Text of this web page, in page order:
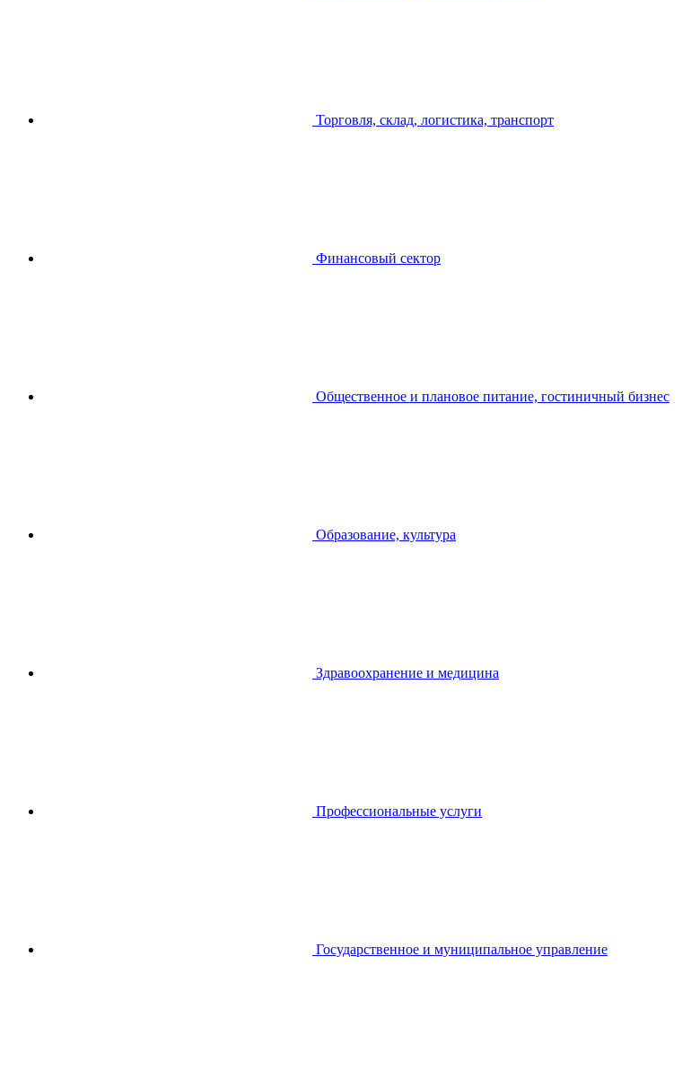
Торговля, склад, логистика, транспорт
Финансовый сектор
Общественное и плановое питание, гостиничный бизнес
Образование, культура
Здравоохранение и медицина
Профессиональные услуги
Государственное и муниципальное управление